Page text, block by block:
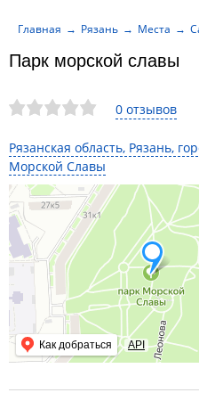
0 отзывов
Рязанская область, Рязань,
Морской Славы
Как добраться API
Парк морской славы
Главная Рязань Места